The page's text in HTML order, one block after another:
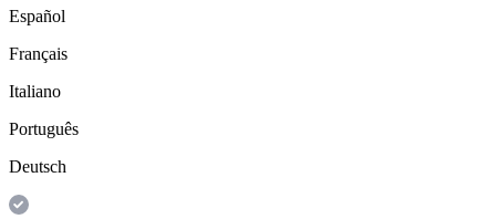
Español
Français
Italiano
Português
Deutsch